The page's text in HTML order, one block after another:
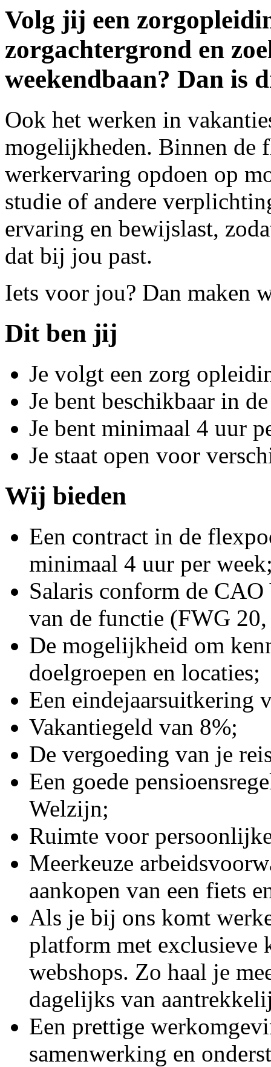
Volg jij een
zorgachtergrond en
weekendbaan? Dan is
Ook het werken in
mogelijkheden. Binnen de
werkervaring opdoen op
studie of andere
ervaring en bewijslast,
dat bij jou past.
Iets voor jou? Dan maken
Dit ben jij
Je volgt een zorg
Je bent beschikbaar in
Je bent minimaal 4 uur
Je staat open voor
Wij bieden
Een contract in de
minimaal 4 uur per
Salaris conform de
van de functie (FWG
De mogelijkheid om
doelgroepen en locaties;
Een eindejaarsuitkering
Vakantiegeld van 8%;
De vergoeding van je
Een goede
Welzijn;
Ruimte voor
Meerkeuze
aankopen van een fiets
Als je bij ons komt
platform met exclusieve
webshops. Zo haal je
dagelijks van
Een prettige
samenwerking en